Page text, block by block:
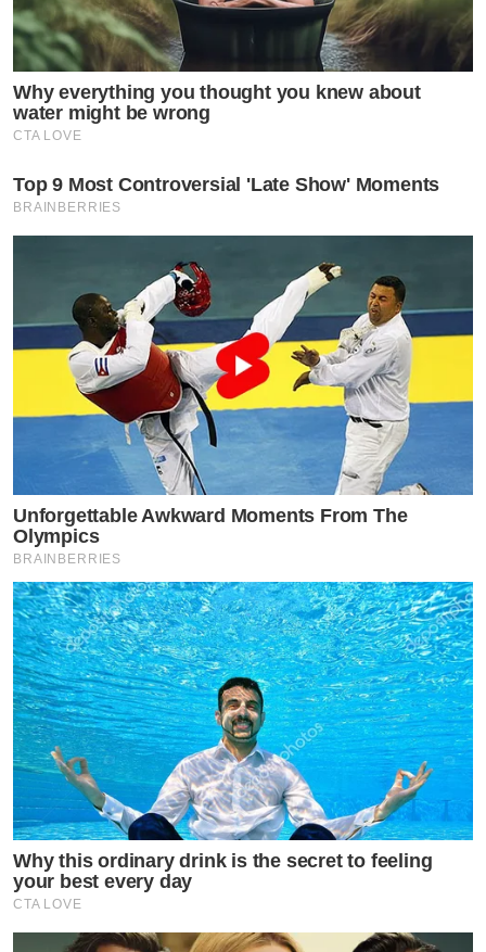
Why everything you thought you knew about
water might be wrong
CTA LOVE
Top 9 Most Controversial 'Late Show' Moments
BRAINBERRIES
Unforgettable Awkward Moments From The
Olympics
BRAINBERRIES
Why this ordinary drink is the secret to feeling
your best every day
CTA LOVE